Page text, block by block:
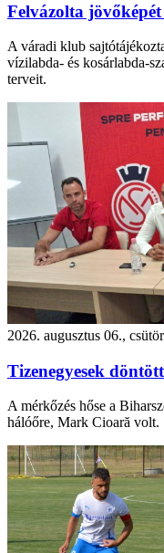
Felvázolta
A váradi klub
vízilabda- és kosárlabda-
terveit.
2026. augusztus 06.,
Tizenegyesek
A mérkőzés hőse a
hálóőre, Mark Cioară volt.